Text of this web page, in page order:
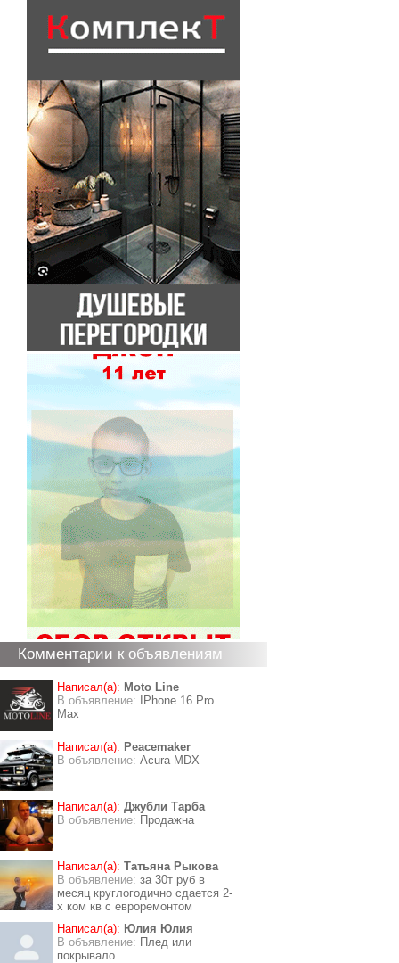
Комментарии к объявлениям
Написал(а): Moto Line
В объявление:
IPhone 16 Pro
Max
Написал(а): Peacemaker
В объявление: Acura MDX
Написал(а): Джубли Тарба
В объявление: Продажна
Написал(а): Татьяна Рыкова
В объявление: за 30т руб в
месяц круглогодично сдается 2-
х ком кв с евроремонтом
Написал(а): Юлия Юлия
В объявление: Плед или
покрывало